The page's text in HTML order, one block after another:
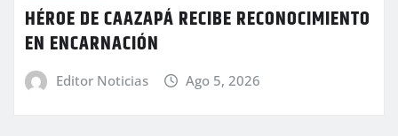
HÉROE DE CAAZAPÁ RECIBE RECONOCIMIENTO
EN ENCARNACIÓN
Editor Noticias Ago 5, 2026